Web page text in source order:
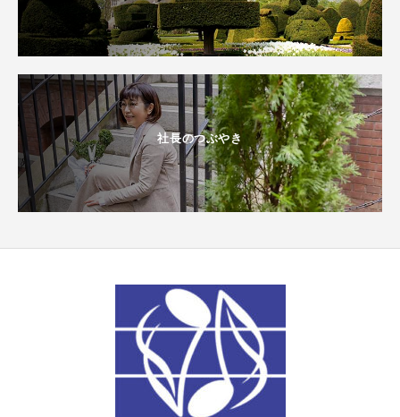
社長のつぶやき